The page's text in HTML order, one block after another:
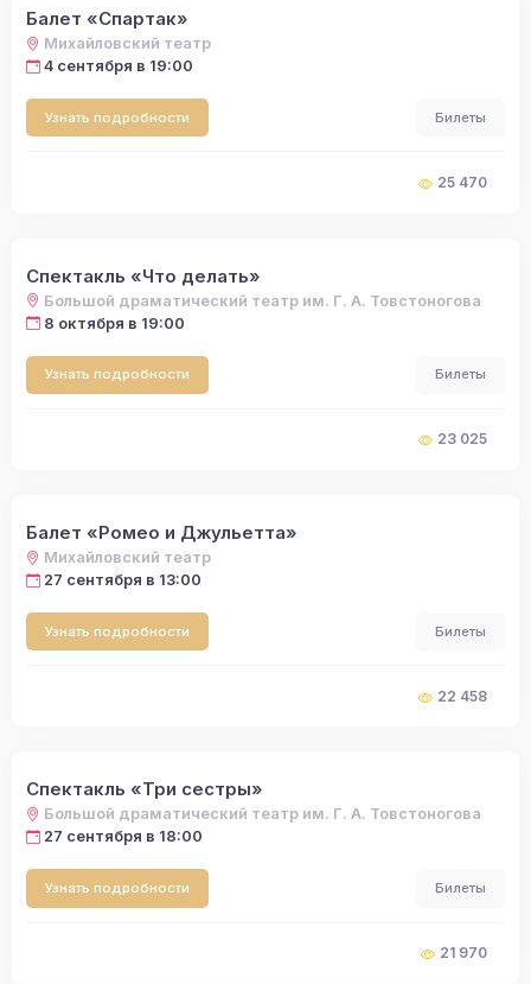
Балет «Спартак»
Михайловский театр
4 сентября в 19:00
Узнать подробности Билеты
25 470
Спектакль «Что делать»
Большой драматический театр им. Г. А. Товстоногова
8 октября в 19:00
Узнать подробности Билеты
23 025
Балет «Ромео и Джульетта»
Михайловский театр
27 сентября в 13:00
Узнать подробности Билеты
22 458
Спектакль «Три сестры»
Большой драматический театр им. Г. А. Товстоногова
27 сентября в 18:00
Узнать подробности Билеты
21 970